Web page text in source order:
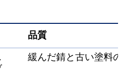
品質
緩んだ錆と古い塗料の